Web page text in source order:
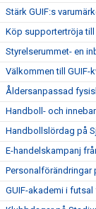
Stärk GUIF:s
Köp supportertröja
Styrelserummet- en
Välkommen till GUIF-
Åldersanpassad
Handboll- och
Handbollslördag på
E-handelskampanj
Personalförändringar
GUIF-akademi i futsal